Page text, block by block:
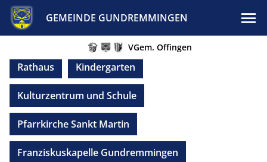
GEMEINDE GUNDREMMINGEN
VGem. Offingen
Rathaus Kindergarten
Kulturzentrum und Schule
Pfarrkirche Sankt Martin
Franziskuskapelle Gundremmingen